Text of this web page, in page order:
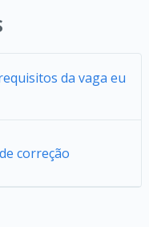
da vaga eu
correção